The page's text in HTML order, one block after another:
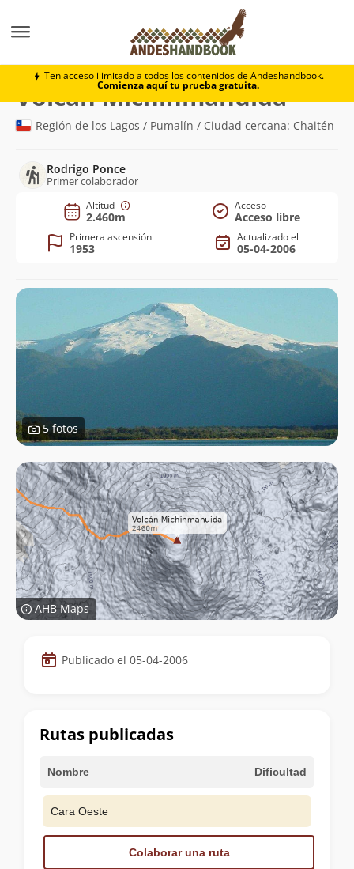
Ten acceso ilimitado a todos los contenidos de Andeshandbook.
Comienza aquí tu prueba gratuita.
Volcán Michinmahuida
Volcán Michinmahuida
Región de los Lagos / Pumalín / Ciudad cercana: Chaitén
Rodrigo Ponce
Primer colaborador
Altitud
2.460m
Acceso
Acceso libre
Primera ascensión
1953
Actualizado el
05-04-2006
5 fotos
AHB Maps
Datos
de
cumbre
Publicado el 05-04-2006
Rutas publicadas
Nombre Dificultad
Cara Oeste
Colaborar una ruta